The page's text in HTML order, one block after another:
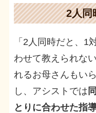
2人同
「2人同時だと、1
わせて教えられな
れるお母さんもい
し、アシストでは
とりに合わせた指